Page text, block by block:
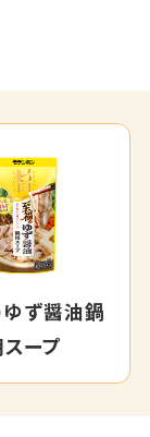
ず醤油鍋
ープ